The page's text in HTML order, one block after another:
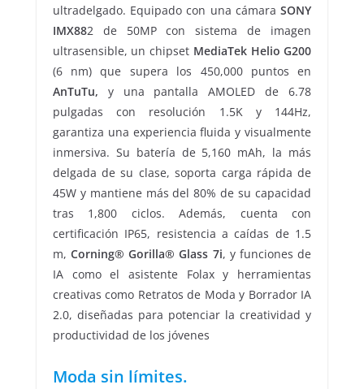
ultradelgado. Equipado con una cámaraSONY
IMX882 de 50MP con sistema de imagen
ultrasensible, un chipset MediaTek Helio G200
(6 nm) que supera los 450,000 puntos en
AnTuTu, y una pantalla AMOLED de 6.78
pulgadas con resolución 1.5K y 144Hz,
garantiza una experiencia fluida y visualmente
inmersiva. Su batería de 5,160 mAh, la más
delgada de su clase, soporta carga rápida de
45W y mantiene más del 80% de su capacidad
tras 1,800 ciclos. Además, cuenta con
certificación IP65, resistencia a caídas de 1.5
m, Corning® Gorilla® Glass 7i, y funciones de
IA como el asistente Folax y herramientas
creativas como Retratos de Moda y Borrador IA
2.0, diseñadas para potenciar la creatividad y
productividad de los jóvenes
Moda sin límites.